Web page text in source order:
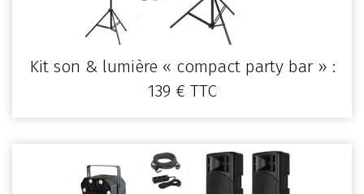
Kit son & lumière « compact party bar » :
139 € TTC